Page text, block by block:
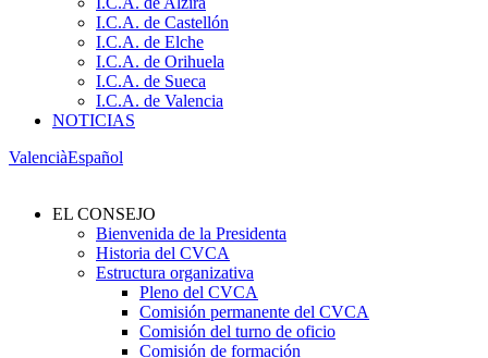
I.C.A. de Castellón
I.C.A. de Elche
I.C.A. de Orihuela
I.C.A. de Sueca
I.C.A. de Valencia
NOTICIAS
ValenciàEspañol
EL CONSEJO
Bienvenida de la Presidenta
Historia del CVCA
Estructura organizativa
Pleno del CVCA
Comisión permanente del CVCA
Comisión del turno de oficio
Comisión de formación